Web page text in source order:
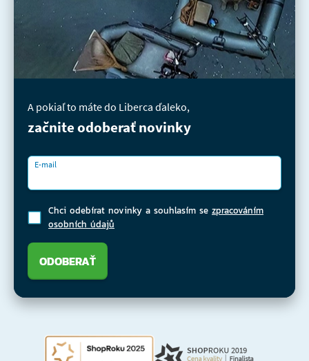
A pokiaľ to máte do Liberca ďaleko,
začnite odoberať novinky
E-mail
Chci odebírat novinky a souhlasím se zpracováním
osobních údajů
ODOBERAŤ